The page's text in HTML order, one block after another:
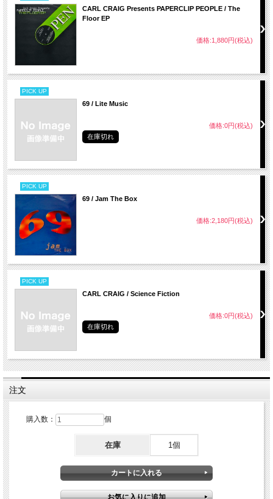
CARL CRAIG Presents PAPERCLIP PEOPLE / The
Floor EP
価格:1,880円(税込)
PICK UP
69 / Lite Music
価格:0円(税込)
在庫切れ
PICK UP
69 / Jam The Box
価格:2,180円(税込)
PICK UP
CARL CRAIG / Science Fiction
価格:0円(税込)
在庫切れ
注文
購入数： 個
在庫 1個